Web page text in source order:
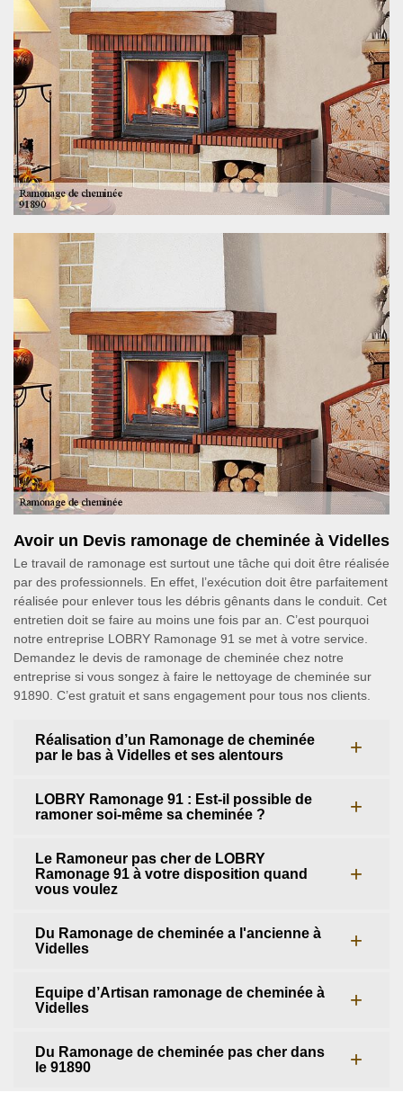
Avoir un Devis ramonage de cheminée à Videlles
Le travail de ramonage est surtout une tâche qui doit être réalisée
par des professionnels. En effet, l’exécution doit être parfaitement
réalisée pour enlever tous les débris gênants dans le conduit. Cet
entretien doit se faire au moins une fois par an. C’est pourquoi
notre entreprise LOBRY Ramonage 91 se met à votre service.
Demandez le devis de ramonage de cheminée chez notre
entreprise si vous songez à faire le nettoyage de cheminée sur
91890. C’est gratuit et sans engagement pour tous nos clients.
Réalisation d’un Ramonage de cheminée
par le bas à Videlles et ses alentours
LOBRY Ramonage 91 : Est-il possible de
ramoner soi-même sa cheminée ?
Le Ramoneur pas cher de LOBRY
Ramonage 91 à votre disposition quand
vous voulez
Du Ramonage de cheminée a l'ancienne à
Videlles
Equipe d’Artisan ramonage de cheminée à
Videlles
Du Ramonage de cheminée pas cher dans
le 91890